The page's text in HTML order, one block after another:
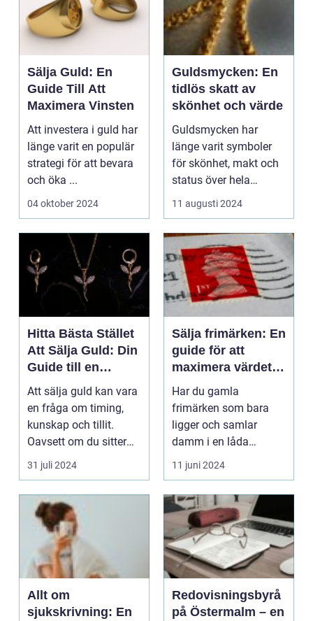
Sälja Guld: En
Guide Till Att
Maximera Vinsten
Att investera i guld har
länge varit en populär
strategi för att bevara
och öka ...
04 oktober 2024
Guldsmycken: En
tidlös skatt av
skönhet och värde
Guldsmycken har
länge varit symboler
för skönhet, makt och
status över hela
v&au...
11 augusti 2024
Hitta Bästa Stället
Att Sälja Guld: Din
Guide till en
Lönsam Affär
Att sälja guld kan vara
en fråga om timing,
kunskap och tillit.
Oavsett om du sitter
p&ar...
31 juli 2024
Sälja frimärken: En
guide för att
maximera värdet
av din samling
Har du gamla
frimärken som bara
ligger och samlar
damm i en låda
någonstans hemma?
11 juni 2024
Allt om
sjukskrivning: En
Redovisningsbyrå
på Östermalm – en